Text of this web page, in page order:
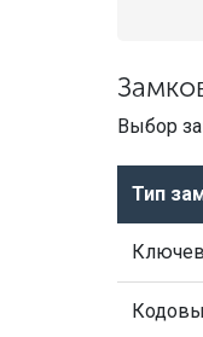
Выбор
Тип